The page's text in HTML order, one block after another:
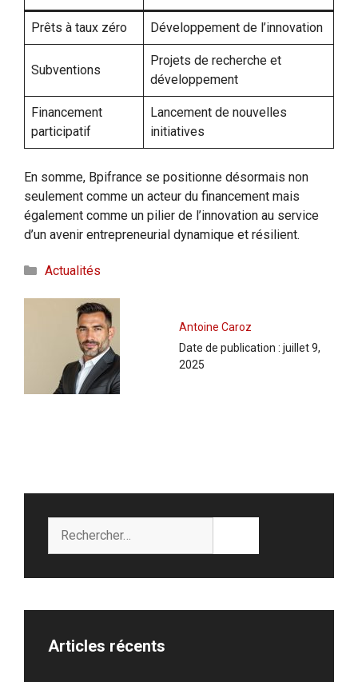
Prêts à taux zéro Développement de l’innovation
Subventions
Projets de recherche et
développement
Financement
participatif
Lancement de nouvelles
initiatives
En somme, Bpifrance se positionne désormais non
seulement comme un acteur du financement mais
également comme un pilier de l’innovation au service
d’un avenir entrepreneurial dynamique et résilient.
Catégories
Actualités
Antoine Caroz
Date de publication : juillet 9,
2025
Articles récents